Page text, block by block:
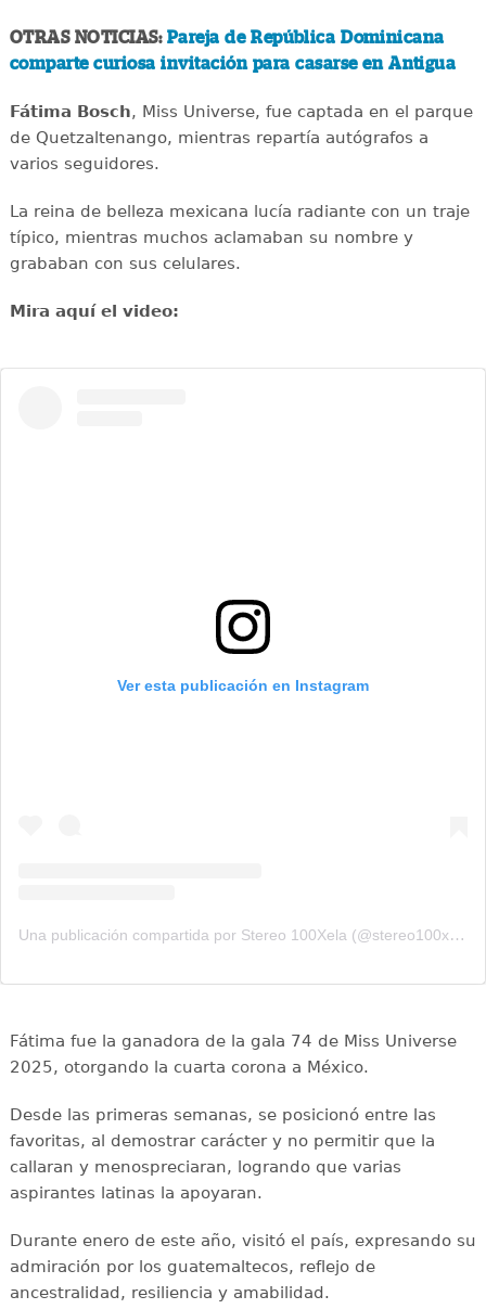
OTRAS NOTICIAS: Pareja de República Dominicana
comparte curiosa invitación para casarse en Antigua
Fátima Bosch, Miss Universe, fue captada en el parque
de Quetzaltenango, mientras repartía autógrafos a
varios seguidores.
La reina de belleza mexicana lucía radiante con un traje
típico, mientras muchos aclamaban su nombre y
grababan con sus celulares.
Mira aquí el video:
Ver esta publicación en Instagram
Una publicación compartida por Stereo 100Xela (@stereo100xela)
Fátima fue la ganadora de la gala 74 de Miss Universe
2025, otorgando la cuarta corona a México.
Desde las primeras semanas, se posicionó entre las
favoritas, al demostrar carácter y no permitir que la
callaran y menospreciaran, logrando que varias
aspirantes latinas la apoyaran.
Durante enero de este año, visitó el país, expresando su
admiración por los guatemaltecos, reflejo de
ancestralidad, resiliencia y amabilidad.